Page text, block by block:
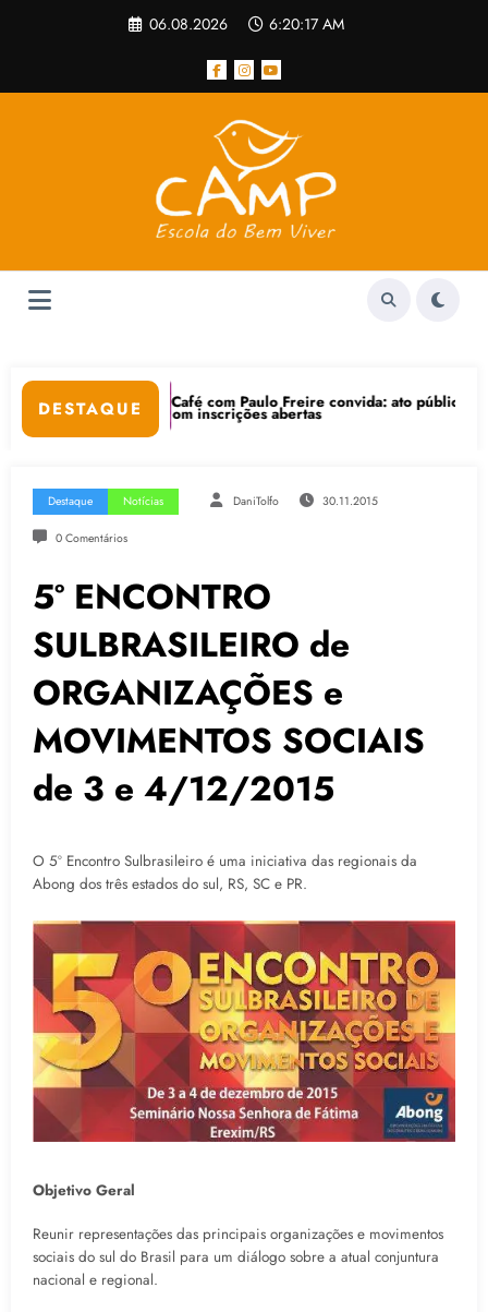
06.08.2026 6:20:18 AM
DESTAQUE
inscrições abertas
Café com Paulo Freire convida: ato público e pedagógica na sexta-
Destaque Notícias DaniTolfo 30.11.2015
0 Comentários
5º ENCONTRO
SULBRASILEIRO de
ORGANIZAÇÕES e
MOVIMENTOS SOCIAIS
de 3 e 4/12/2015
O 5º Encontro Sulbrasileiro é uma iniciativa das regionais da
Abong dos três estados do sul, RS, SC e PR.
Objetivo Geral
Reunir representações das principais organizações e movimentos
sociais do sul do Brasil para um diálogo sobre a atual conjuntura
nacional e regional.